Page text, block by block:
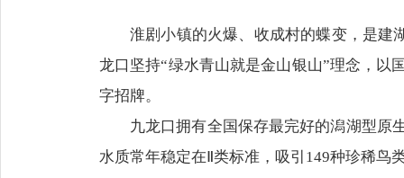
淮剧小镇的火爆、收成村的蝶变，是建
龙口坚持“绿水青山就是金山银山”理念，以
字招牌。
九龙口拥有全国保存最完好的潟湖型原
水质常年稳定在Ⅱ类标准，吸引149种珍稀鸟